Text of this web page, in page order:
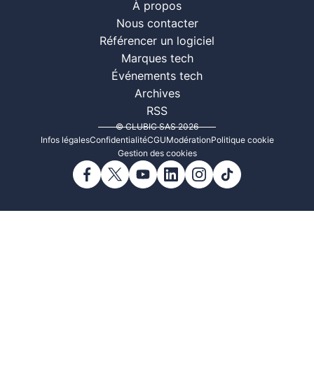
À propos
Nous contacter
Référencer un logiciel
Marques tech
Événements tech
Archives
RSS
© CLUBIC SAS 2026
Infos légalesConfidentialitéCGUModérationPolitique cookie
Gestion des cookies